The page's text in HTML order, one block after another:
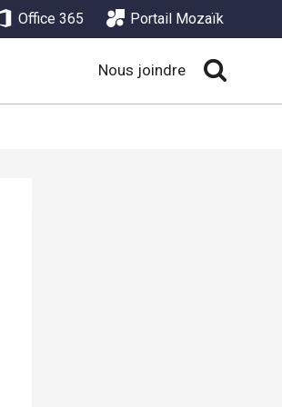
Office 365 Portail Mozaïk
Nous joindre